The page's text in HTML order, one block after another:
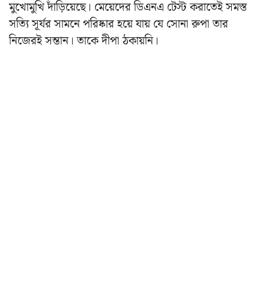
মুখোমুখি দাঁড়িয়েছে। মেয়েদের ডিএনএ টেস্ট করাতেই সমস্ত
সত্যি সূর্যর সামনে পরিষ্কার হয়ে যায় যে সোনা রুপা তার
নিজেরই সন্তান। তাকে দীপা ঠকায়নি।